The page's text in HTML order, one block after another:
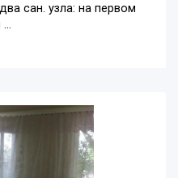
сан. узла: на первом